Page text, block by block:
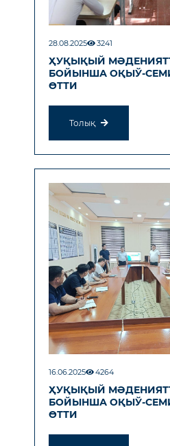
28.08.2025 3241
ҲУҚЫҚЫЙ
БОЙЫНША ОҚЫЎ-
ӨТТИ
Толық
16.06.2025 4264
ҲУҚЫҚЫЙ
БОЙЫНША ОҚЫЎ-
ӨТТИ